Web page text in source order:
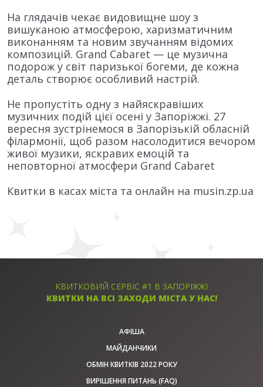
На глядачів чекає видовищне шоу з
вишуканою атмосферою, харизматичним
виконанням та новим звучанням відомих
композицій. Grand Cabaret — це музична
подорож у світ паризької богеми, де кожна
деталь створює особливий настрій.
Не пропустіть одну з найяскравіших
музичних подій цієї осені у Запоріжжі. 27
вересня зустрінемося в Запорізькій обласній
філармонії, щоб разом насолодитися вечором
живої музики, яскравих емоцій та
неповторної атмосфери Grand Cabaret
Квитки в касах міста та онлайн на musin.zp.ua
КВИТКОВИЙ СЕРВІС #1 В ЗАПОРІЖЖІ
КВИТКИ НА ВСІ ЗАХОДИ МІСТА У НАС!
АФІША
МАЙДАНЧИКИ
ОБМІН КВИТКІВ 2022 РОКУ
ВИРІШЕННЯ ПИТАНЬ (FAQ)